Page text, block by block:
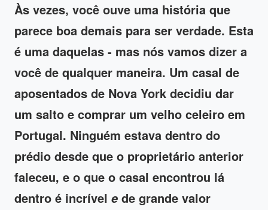
Às vezes, você ouve uma história que
parece boa demais para ser verdade. Esta
é uma daquelas - mas nós vamos dizer a
você de qualquer maneira. Um casal de
aposentados de Nova York decidiu dar
um salto e comprar um velho celeiro em
Portugal. Ninguém estava dentro do
prédio desde que o proprietário anterior
faleceu, e o que o casal encontrou lá
dentro é incrível e de grande valor